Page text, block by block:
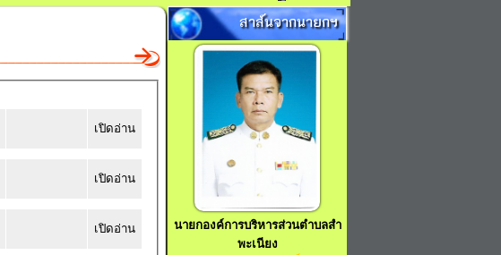
เปิดอ่าน
เปิดอ่าน
เปิดอ่าน
สาส์นจากนายกฯ
นายกองค์การบริหารส่วนตำบลสำ
พะเนียง